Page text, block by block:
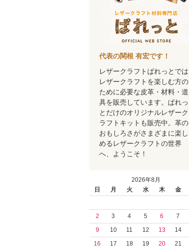
代表の関根 有宏です！
レザークラフトぱれっとでは
レザークラフトを楽しむ方の
ために必要な皮革・材料・道
具を販売しています。ぱれっ
とだけのオリジナルレザーク
ラフトキットも販売中。革の
おもしろさがさまざまに楽し
めるレザークラフトの世界
へ、ようこそ！
2026年8月
日
月 火 水 木 金
2
3 4 5 6 7
9
10 11 12 13 14
16
17 18 19 20 21